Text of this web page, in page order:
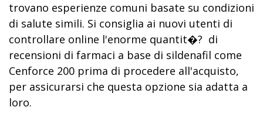
trovano esperienze comuni basate su condizioni
di salute simili. Si consiglia ai nuovi utenti di
controllare online l'enorme quantit�? di
recensioni di farmaci a base di sildenafil come
Cenforce 200 prima di procedere all'acquisto,
per assicurarsi che questa opzione sia adatta a
loro.